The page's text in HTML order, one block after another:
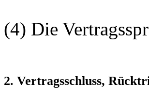
(4) Die
2. Vertragsschluss,